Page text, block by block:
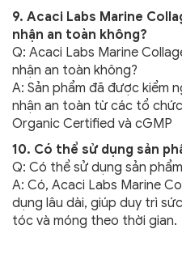
9. Acaci Labs Marine
nhận an toàn không?
Q: Acaci Labs Marine
nhận an toàn không?
A: Sản phẩm đã được kiểm
nhận an toàn từ các tổ
Organic Certified và cGMP
10. Có thể sử dụng sản
Q: Có thể sử dụng sản
A: Có, Acaci Labs Marine
dụng lâu dài, giúp duy trì
tóc và móng theo thời gian.